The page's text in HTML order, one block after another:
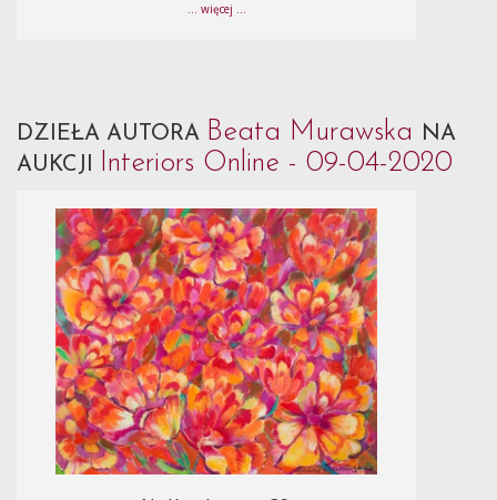
... więcej ...
DZIEŁA AUTORA Beata Murawska NA
AUKCJI Interiors Online - 09-04-2020